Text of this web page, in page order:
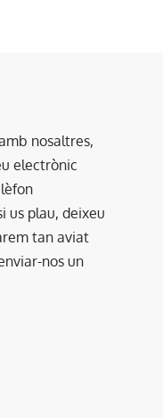
nosaltres,
electrònic
us plau, deixeu
tan aviat
nos un